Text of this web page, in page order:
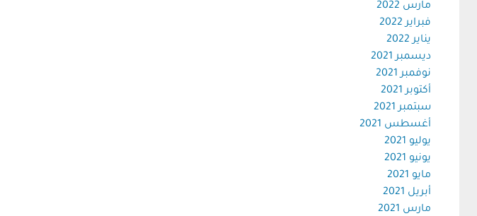
مارس 2022
فبراير 2022
يناير 2022
ديسمبر 2021
نوفمبر 2021
أكتوبر 2021
سبتمبر 2021
أغسطس 2021
يوليو 2021
يونيو 2021
مايو 2021
أبريل 2021
مارس 2021